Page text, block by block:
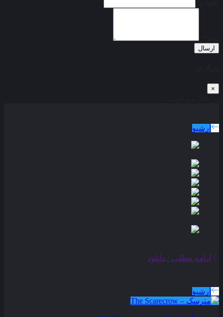
ارسال
×
آرشیو
ادامه مطلب / دانلود
آرشیو